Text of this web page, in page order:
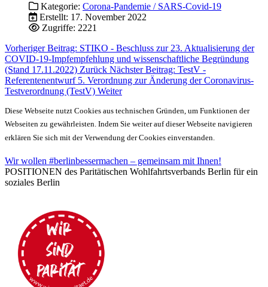
Kategorie: Corona-Pandemie / SARS-Covid-19
Erstellt: 17. November 2022
Zugriffe: 2221
Vorheriger Beitrag: STIKO - Beschluss zur 23. Aktualisierung der
COVID-19-Impfempfehlung und wissenschaftliche Begründung
(Stand 17.11.2022) Zurück Nächster Beitrag: TestV -
Referentenentwurf 5. Verordnung zur Änderung der Coronavirus-
Testverordnung (TestV) Weiter
Diese Webseite nutzt Cookies aus technischen Gründen, um Funktionen der
Webseiten zu gewährleisten. Indem Sie weiter auf dieser Webseite navigieren
erklären Sie sich mit der Verwendung der Cookies einverstanden.
Wir wollen #berlinbessermachen – gemeinsam mit Ihnen!
POSITIONEN des Paritätischen Wohlfahrtsverbands Berlin für ein
soziales Berlin